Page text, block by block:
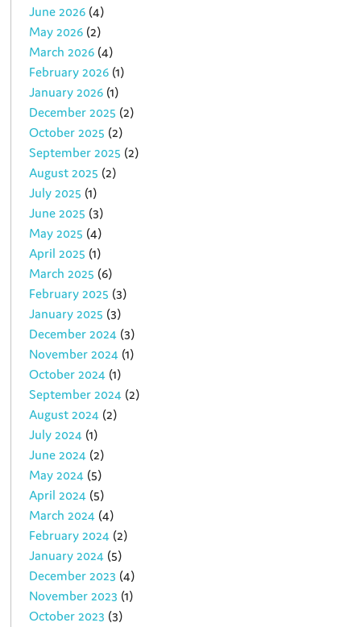
June 2026 (4)
May 2026 (2)
March 2026 (4)
February 2026 (1)
January 2026 (1)
December 2025 (2)
October 2025 (2)
September 2025 (2)
August 2025 (2)
July 2025 (1)
June 2025 (3)
May 2025 (4)
April 2025 (1)
March 2025 (6)
February 2025 (3)
January 2025 (3)
December 2024 (3)
November 2024 (1)
October 2024 (1)
September 2024 (2)
August 2024 (2)
July 2024 (1)
June 2024 (2)
May 2024 (5)
April 2024 (5)
March 2024 (4)
February 2024 (2)
January 2024 (5)
December 2023 (4)
November 2023 (1)
October 2023 (3)